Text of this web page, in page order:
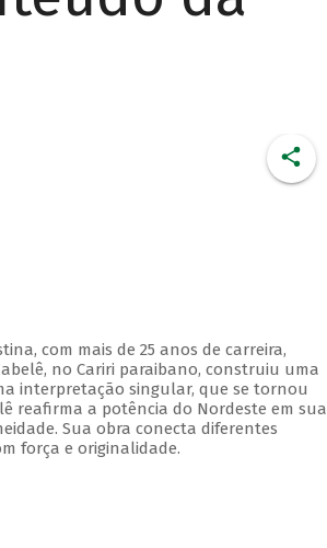
com mais de 25 anos de carreira,
no Cariri paraibano, construiu uma
interpretação singular, que se tornou
reafirma a potência do Nordeste em sua
Sua obra conecta diferentes
força e originalidade.